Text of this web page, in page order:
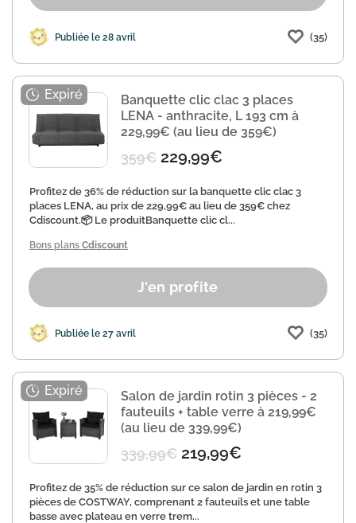
Publiée le 28 avril (35)
Banquette clic clac 3 places
LENA - anthracite, L 193 cm à
229,99€ (au lieu de 359€)
359€ 229,99€
Profitez de 36% de réduction sur la banquette clic clac 3
places LENA, au prix de 229,99€ au lieu de 359€ chez
Cdiscount.📦 Le produitBanquette clic cl...
Bons plans Cdiscount
J'en profite
Publiée le 27 avril (35)
Salon de jardin rotin 3 pièces - 2
fauteuils + table verre à 219,99€
(au lieu de 339,99€)
339,99€ 219,99€
Profitez de 35% de réduction sur ce salon de jardin en rotin 3
pièces de COSTWAY, comprenant 2 fauteuils et une table
basse avec plateau en verre trem...